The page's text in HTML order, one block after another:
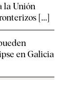
la Unión
[...]
en Galicia